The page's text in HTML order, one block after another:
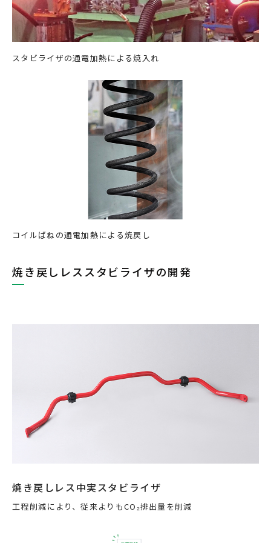
スタビライザの通電加熱による焼入れ
コイルばねの通電加熱による焼戻し
焼き戻しレススタビライザの開発
焼き戻しレス中実スタビライザ
工程削減により、従来よりもCO₂排出量を削減